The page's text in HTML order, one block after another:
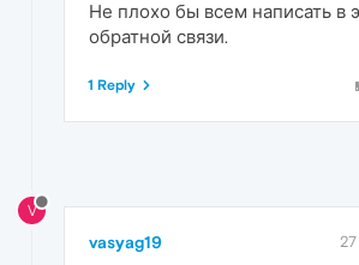
Не плохо бы всем написать в
обратной связи.
1 Reply
V
vasyag19